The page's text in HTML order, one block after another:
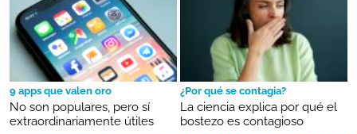
9 apps que valen oro
No son populares, pero sí
extraordinariamente útiles
¿Por qué se contagia?
La ciencia explica por qué el
bostezo es contagioso